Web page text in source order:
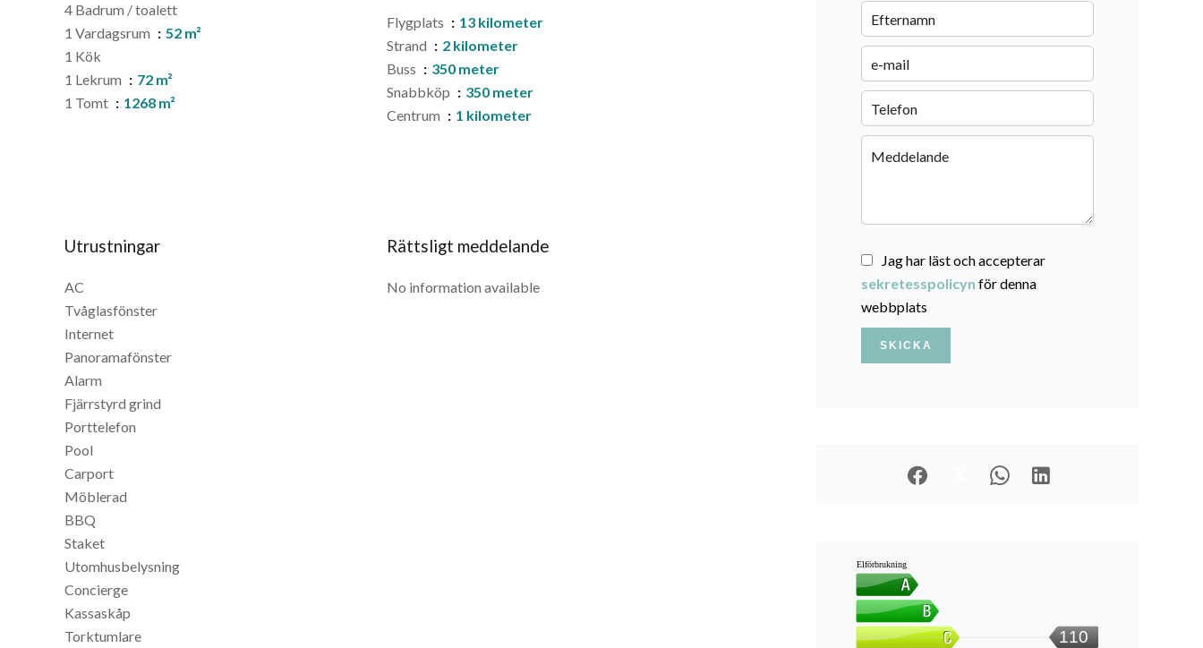
4 Badrum / toalett
1 Vardagsrum
52 m²
1 Kök
1 Lekrum
72 m²
1 Tomt
1268 m²
Flygplats
13 kilometer
Strand
2 kilometer
Buss
350 meter
Snabbköp
350 meter
Centrum
1 kilometer
Utrustningar
AC
Tvåglasfönster
Internet
Panoramafönster
Alarm
Fjärrstyrd grind
Porttelefon
Pool
Carport
Möblerad
BBQ
Staket
Utomhusbelysning
Concierge
Kassaskåp
Torktumlare
Rättsligt meddelande
No information available
Jag har läst och accepterar
sekretesspolicyn för denna
webbplats
SKICKA
Elförbrukning
110